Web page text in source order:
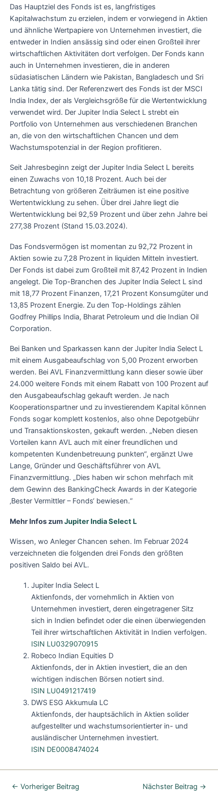
Das Hauptziel des Fonds ist es, langfristiges
Kapitalwachstum zu erzielen, indem er vorwiegend in Aktien
und ähnliche Wertpapiere von Unternehmen investiert, die
entweder in Indien ansässig sind oder einen Großteil ihrer
wirtschaftlichen Aktivitäten dort verfolgen. Der Fonds kann
auch in Unternehmen investieren, die in anderen
südasiatischen Ländern wie Pakistan, Bangladesch und Sri
Lanka tätig sind. Der Referenzwert des Fonds ist der MSCI
India Index, der als Vergleichsgröße für die Wertentwicklung
verwendet wird. Der Jupiter India Select L strebt ein
Portfolio von Unternehmen aus verschiedenen Branchen
an, die von den wirtschaftlichen Chancen und dem
Wachstumspotenzial in der Region profitieren.
Seit Jahresbeginn zeigt der Jupiter India Select L bereits
einen Zuwachs von 10,18 Prozent. Auch bei der
Betrachtung von größeren Zeiträumen ist eine positive
Wertentwicklung zu sehen. Über drei Jahre liegt die
Wertentwicklung bei 92,59 Prozent und über zehn Jahre bei
277,38 Prozent (Stand 15.03.2024).
Das Fondsvermögen ist momentan zu 92,72 Prozent in
Aktien sowie zu 7,28 Prozent in liquiden Mitteln investiert.
Der Fonds ist dabei zum Großteil mit 87,42 Prozent in Indien
angelegt. Die Top-Branchen des Jupiter India Select L sind
mit 18,77 Prozent Finanzen, 17,21 Prozent Konsumgüter und
13,85 Prozent Energie. Zu den Top-Holdings zählen
Godfrey Phillips India, Bharat Petroleum und die Indian Oil
Corporation.
Bei Banken und Sparkassen kann der Jupiter India Select L
mit einem Ausgabeaufschlag von 5,00 Prozent erworben
werden. Bei AVL Finanzvermittlung kann dieser sowie über
24.000 weitere Fonds mit einem Rabatt von 100 Prozent auf
den Ausgabeaufschlag gekauft werden. Je nach
Kooperationspartner und zu investierendem Kapital können
Fonds sogar komplett kostenlos, also ohne Depotgebühr
und Transaktionskosten, gekauft werden. „Neben diesen
Vorteilen kann AVL auch mit einer freundlichen und
kompetenten Kundenbetreuung punkten“, ergänzt Uwe
Lange, Gründer und Geschäftsführer von AVL
Finanzvermittlung. „Dies haben wir schon mehrfach mit
dem Gewinn des BankingCheck Awards in der Kategorie
‚Bester Vermittler – Fonds‘ bewiesen.“
Mehr Infos zumJupiter India Select L
Wissen, wo Anleger Chancen sehen. Im Februar 2024
verzeichneten die folgenden drei Fonds den größten
positiven Saldo bei AVL.
Jupiter India Select L
Aktienfonds, der vornehmlich in Aktien von
Unternehmen investiert, deren eingetragener Sitz
sich in Indien befindet oder die einen überwiegenden
Teil ihrer wirtschaftlichen Aktivität in Indien verfolgen.
ISIN LU0329070915
Robeco Indian Equities D
Aktienfonds, der in Aktien investiert, die an den
wichtigen indischen Börsen notiert sind.
ISIN LU0491217419
DWS ESG Akkumula LC
Aktienfonds, der hauptsächlich in Aktien solider
aufgestellter und wachstumsorientierter in- und
ausländischer Unternehmen investiert.
ISIN DE0008474024
← Vorheriger Beitrag Nächster Beitrag →